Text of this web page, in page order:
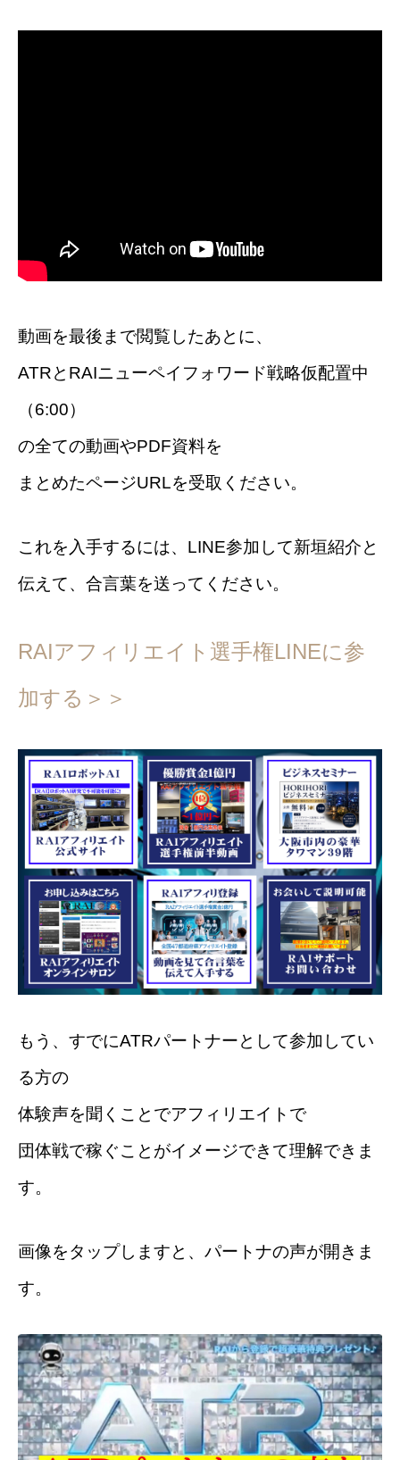
動画を最後まで閲覧したあとに、
ATRとRAIニューペイフォワード戦略仮配置中
（6:00）
の全ての動画やPDF資料を
まとめたページURLを受取ください。
これを入手するには、LINE参加して新垣紹介と
伝えて、合言葉を送ってください。
RAIアフィリエイト選手権LINEに参
加する＞＞
もう、すでにATRパートナーとして参加してい
る方の
体験声を聞くことでアフィリエイトで
団体戦で稼ぐことがイメージできて理解できま
す。
画像をタップしますと、パートナの声が開きま
す。